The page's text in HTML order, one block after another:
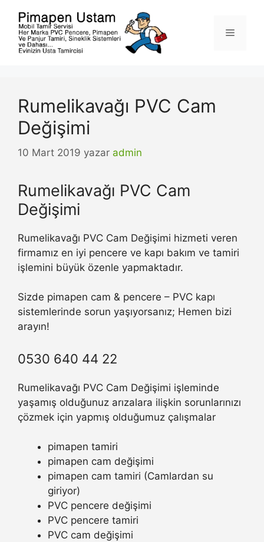
Menü
Rumelikavağı PVC Cam
Değişimi
10 Mart 2019 yazar admin
Rumelikavağı PVC Cam
Değişimi
Rumelikavağı PVC Cam Değişimi hizmeti veren
firmamız en iyi pencere ve kapı bakım ve tamiri
işlemini büyük özenle yapmaktadır.
Sizde pimapen cam & pencere – PVC kapı
sistemlerinde sorun yaşıyorsanız; Hemen bizi
arayın!
0530 640 44 22
Rumelikavağı PVC Cam Değişimi işleminde
yaşamış olduğunuz arızalara ilişkin sorunlarınızı
çözmek için yapmış olduğumuz çalışmalar
pimapen tamiri
pimapen cam değişimi
pimapen cam tamiri (Camlardan su
giriyor)
PVC pencere değişimi
PVC pencere tamiri
PVC cam değişimi